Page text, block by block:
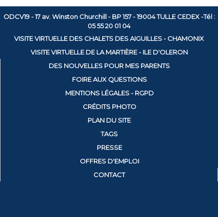
ODCV19 - 17 av. Winston Churchill - BP 157 - 19004 TULLE CEDEX -Tél :
05 55 20 01 04
VISITE VIRTUELLE DES CHALETS DES AIGUILLES - CHAMONIX
VISITE VIRTUELLE DE LA MARTIÈRE - ILE D'OLERON
DES NOUVELLES POUR MES PARENTS
FOIRE AUX QUESTIONS
MENTIONS LÉGALES - RGPD
CRÉDITS PHOTO
PLAN DU SITE
TAGS
PRESSE
OFFRES D'EMPLOI
CONTACT